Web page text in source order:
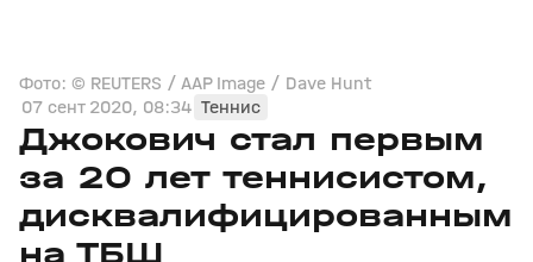
Фото: © REUTERS / AAP Image / Dave Hunt
07 сент 2020, 08:34 Теннис
Джокович стал первым
за 20 лет теннисистом,
дисквалифицированным
на ТБШ